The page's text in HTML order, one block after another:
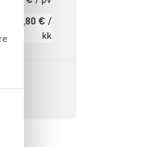
395,80 € /
kk